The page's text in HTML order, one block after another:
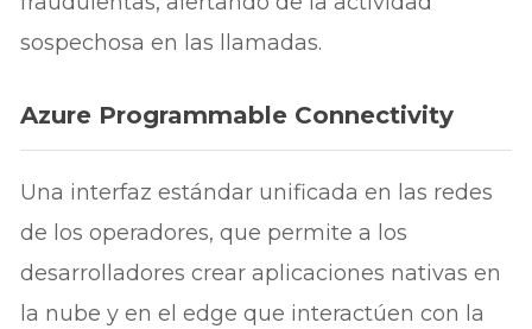
sospechosa en las llamadas.
Azure Programmable Connectivity
Una interfaz estándar unificada en las redes
de los operadores, que permite a los
desarrolladores crear aplicaciones nativas en
la nube y en el edge que interactúen con la